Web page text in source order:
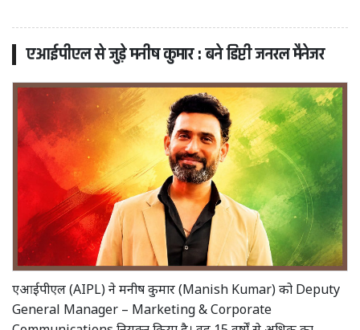
एआईपीएल से जुड़े मनीष कुमार : बने डिप्टी जनरल मैनेजर
एआईपीएल (AIPL) ने मनीष कुमार (Manish Kumar) को Deputy
General Manager – Marketing & Corporate